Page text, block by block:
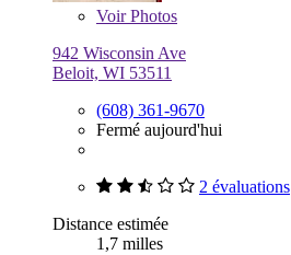
VoirPhotos
942 Wisconsin Ave
Beloit, WI 53511
(608) 361-9670
Fermé aujourd'hui
2 évaluations
Distance estimée
1,7 milles